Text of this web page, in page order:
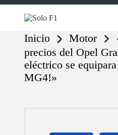
S
o
F
1
Para
de
F1
Inicio Motor
precios del Opel
eléctrico se
MG4!»